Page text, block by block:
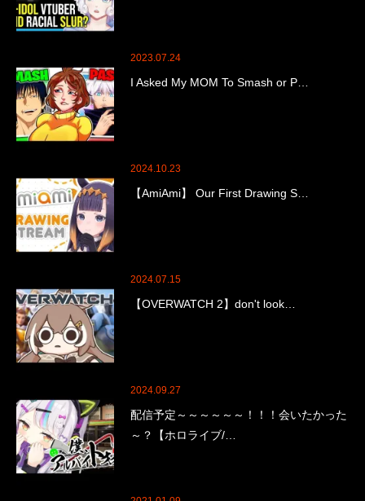
2023.07.24
I Asked My MOM To Smash or P…
2024.10.23
【AmiAmi】 Our First Drawing S…
2024.07.15
【OVERWATCH 2】don't look…
2024.09.27
配信予定～～～～～～！！！会いたかった
～？【ホロライブ/…